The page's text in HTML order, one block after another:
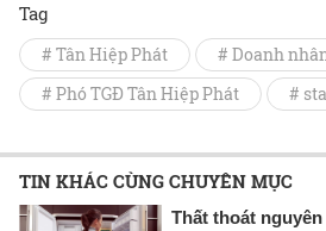
Tag
# Tân Hiệp Phát
# Doanh
# Phó TGĐ Tân Hiệp Phát
#
TIN KHÁC CÙNG CHUYÊN MỤC
Thất thoát